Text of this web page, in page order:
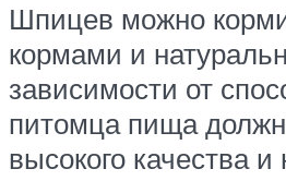
Шпицев можно
кормами и
зависимости от
питомца пища
высокого качества и